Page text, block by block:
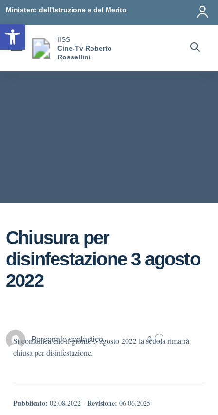
Ministero dell'Istruzione e del Merito
IISS
Cine-Tv Roberto
Rossellini
Chiusura per
disinfestazione 3 agosto
2022
Personale scolastico 0
Si comunica che il giorno 3 agosto 2022 la scuola rimarrà
chiusa per disinfestazione.
Pubblicato: 02.08.2022 - Revisione: 06.06.2025
Open toolbar